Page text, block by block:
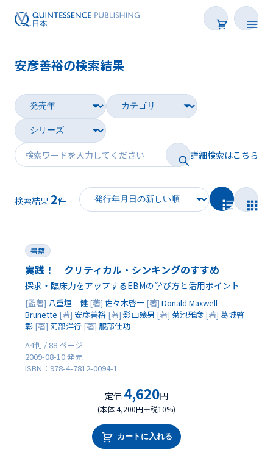
雑誌
映像
電子BOOK
著者一覧
安彦善裕の検索結果
詳細検索はこちら
検索結果 2件
書籍
実践！ クリティカル・シンキングのすすめ
探求・臨床力をアップするEBMの学び方と活用ポイント
[監著] 八重垣 健 [著] 佐々木啓一 [著] Donald Maxwell
Brunette [著] 安彦善裕 [著]影山幾男 [著] 菊池雅彦 [著] 葛城啓
彰 [著] 苅部洋行 [著] 服部佳功
A4判 / 88 ページ
2009-08-10 発売
ISBN：978-4-7812-0094-1
定価 4,620円
(本体 4,200円＋税10%)
カートに入れる